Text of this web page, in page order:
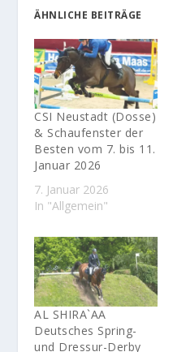
ÄHNLICHE BEITRÄGE
CSI Neustadt (Dosse)
& Schaufenster der
Besten vom 7. bis 11.
Januar 2026
7. Januar 2026
In "Allgemein"
AL SHIRA`AA
Deutsches Spring-
und Dressur-Derby